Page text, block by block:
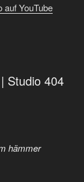
auf YouTube
Studio 404
hämmer